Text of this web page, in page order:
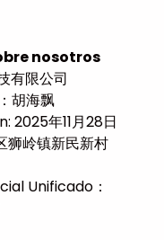
nosotros
有限公司
胡海飘
年11月28日
狮岭镇新民新村
Unificado：